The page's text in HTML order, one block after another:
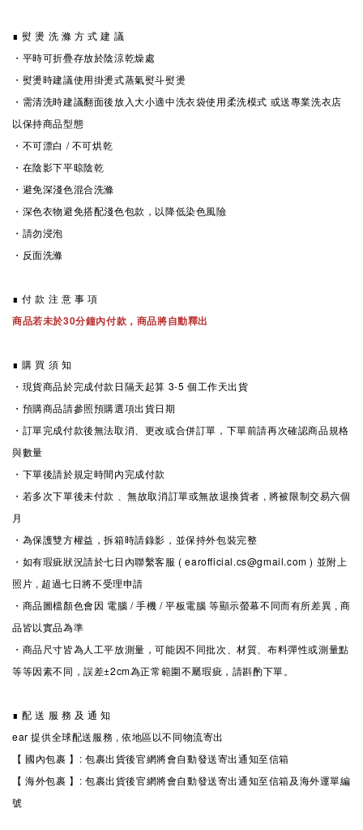
∎ 熨 燙 洗 滌 方 式 建 議
・平時可折疊存放於陰涼乾燥處
・熨燙時建議使用掛燙式蒸氣熨斗熨燙
・ 需清洗時建議翻面後放入大小適中洗衣袋使用柔洗模式 或送專業洗衣店
以保持商品型態
・不可漂白 / 不可烘乾
・在陰影下平晾陰乾
・避免深淺色混合洗滌
・深色衣物避免搭配淺色包款，以降低染色風險
・請勿浸泡
・反面洗滌
∎ 付 款 注 意 事 項
商品若未於30分鐘內付款，商品將自動釋出
∎ 購 買 須 知
・現貨商品於完成付款日隔天起算 3-5 個工作天出貨
・預購商品請參照預購選項出貨日期
・訂單完成付款後無法取消、更改或合併訂單，下單前請再次確認商品規格
與數量
・下單後請於規定時間內完成付款
・若多次下單後未付款 、無故取消訂單或無故退換貨者 , 將被限制交易六個
月
・為保護雙方權益，拆箱時請錄影，並保持外包裝完整
・如有瑕疵狀況請於七日內聯繫客服 ( earofficial.cs@gmail.com ) 並附上
照片 , 超過七日將不受理申請
・商品圖檔顏色會因 電腦 / 手機 / 平板電腦 等顯示螢幕不同而有所差異 , 商
品皆以實品為準
・商品尺寸皆為人工平放測量，可能因不同批次、材質、布料彈性或測量點
等等因素不同，誤差±2cm為正常範圍不屬瑕疵，請斟酌下單。
∎ 配 送 服 務 及 通 知
ear 提供全球配送服務 , 依地區以不同物流寄出
【 國內包裹 】: 包裹出貨後官網將會自動發送寄出通知至信箱
【 海外包裹 】: 包裹出貨後官網將會自動發送寄出通知至信箱及海外運單編
號